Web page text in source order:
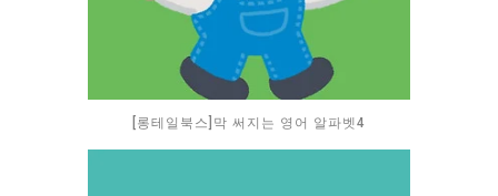
[롱테일북스]막 써지는 영어 알파벳4